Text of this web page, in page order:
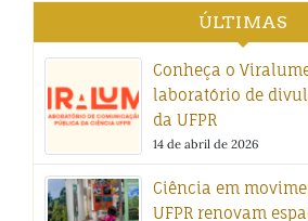
ÚLTIMAS
Conheça o
laboratório de
da UFPR
14 de abril de 2026
Ciência em
UFPR renovam